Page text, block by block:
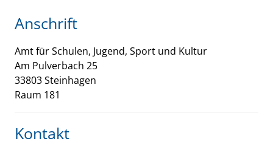
Anschrift
Amt für Schulen, Jugend, Sport und Kultur
Am Pulverbach 25
33803Steinhagen
Raum 181
Kontakt